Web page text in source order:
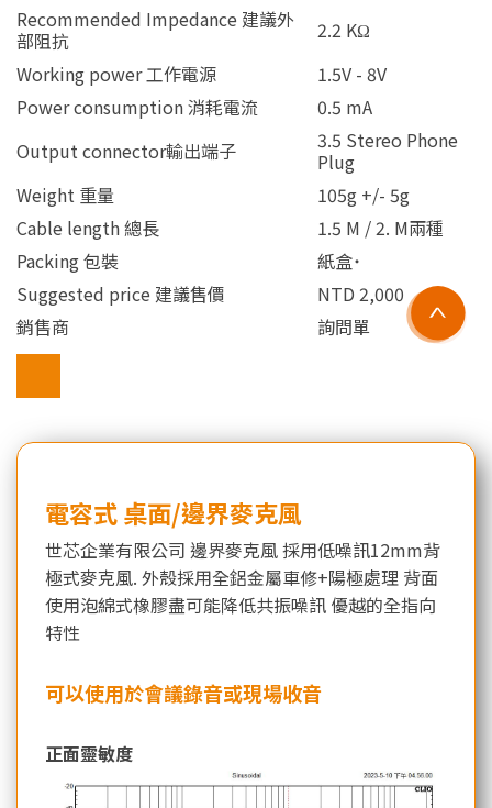
Recommended Impedance 建議外
部阻抗
2.2 KΩ
Working power 工作電源
1.5V - 8V
Power consumption 消耗電流
0.5 mA
Output connector輸出端子
3.5 Stereo Phone
Plug
Weight 重量
105g +/- 5g
Cable length 總長
1.5 M / 2. M兩種
Packing 包裝
紙盒˙
Suggested price 建議售價
NTD 2,000
銷售商
詢問單
電容式 桌面/邊界麥克風
世芯企業有限公司 邊界麥克風 採用低噪訊12mm背
極式麥克風. 外殼採用全鋁金屬車修+陽極處理 背面
使用泡綿式橡膠盡可能降低共振噪訊 優越的全指向
特性
可以使用於會議錄音或現場收音
正面靈敏度